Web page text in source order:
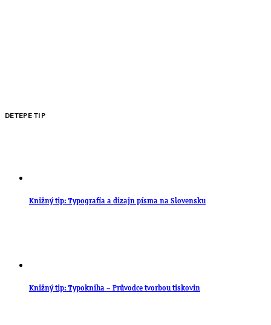
DETEPE TIP
Knižný tip: Typografia a dizajn písma na Slovensku
Knižný tip: Typokniha – Průvodce tvorbou tiskovin